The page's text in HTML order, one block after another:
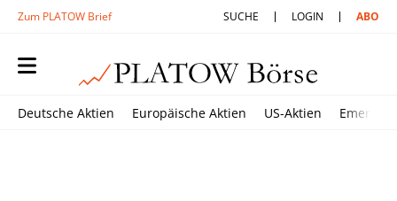
Zum PLATOW Brief SUCHE LOGIN ABO
Deutsche Aktien Europäische Aktien US-Aktien